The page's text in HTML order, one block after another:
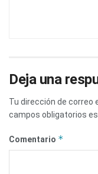
Deja una
Tu dirección de correo
campos obligatorios
Comentario *